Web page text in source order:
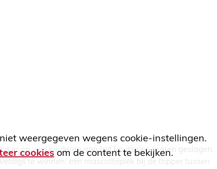
weergegeven wegens cookie-instellingen.
cookiesom de content te bekijken.
er zo veel kinderen aan het knutselen waren geslagen,
te winnen: een mascotteplek bij de topper tussen